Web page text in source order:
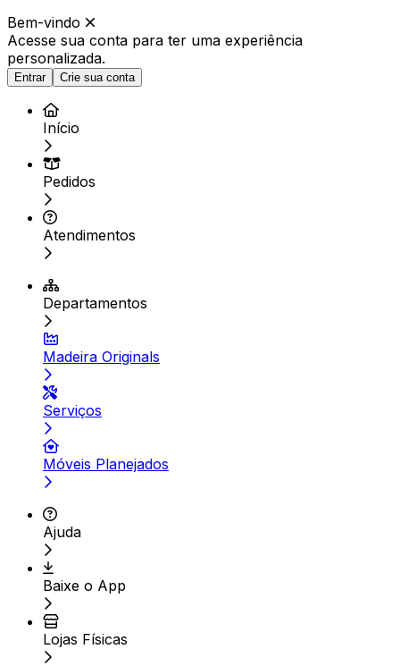
Bem-vindo
Acesse sua conta para ter uma experiência
personalizada.
Entrar Crie sua conta
Início
Pedidos
Atendimentos
Departamentos
Madeira Originals
Serviços
Móveis Planejados
Ajuda
Baixe o App
Lojas Físicas